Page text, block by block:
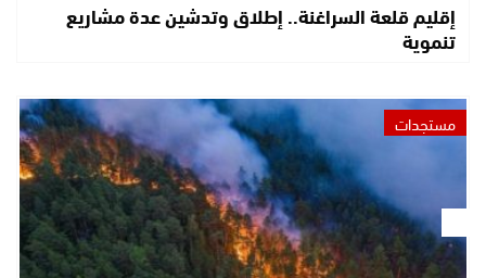
إقليم قلعة السراغنة.. إطلاق وتدشين عدة مشاريع
تنموية
مستجدات